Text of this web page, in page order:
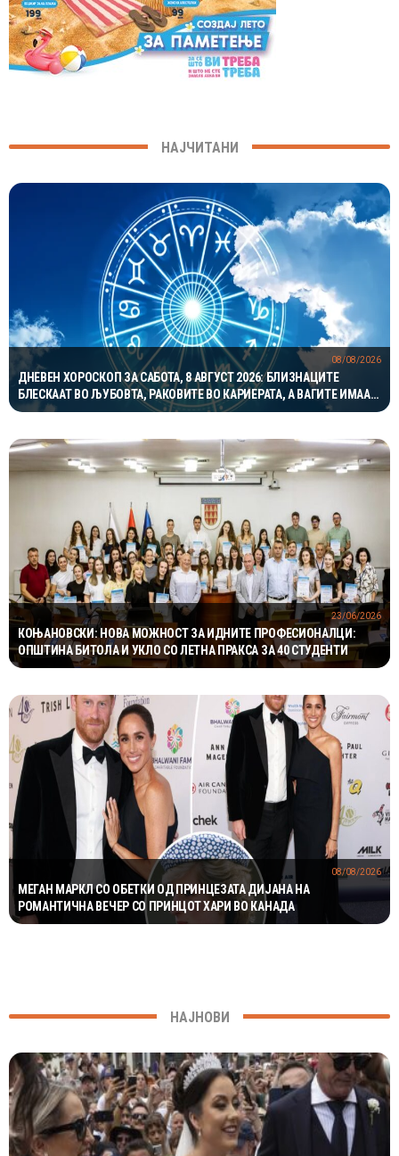
НАЈЧИТАНИ
ДНЕВЕН ХОРОСКОП ЗА САБОТА, 8 АВГУСТ 2026: БЛИЗНАЦИТЕ
БЛЕСКААТ ВО ЉУБОВТА, РАКОВИТЕ ВО КАРИЕРАТА, А ВАГИТЕ ИМААТ
ОДЛИЧЕН ДЕН ЗА ХАРМОНИЈА
08/08/2026
КОЊАНОВСКИ: НОВА МОЖНОСТ ЗА ИДНИТЕ ПРОФЕСИОНАЛЦИ:
ОПШТИНА БИТОЛА И УКЛО СО ЛЕТНА ПРАКСА ЗА 40 СТУДЕНТИ
23/06/2026
МЕГАН МАРКЛ СО ОБЕТКИ ОД ПРИНЦЕЗАТА ДИЈАНА НА
РОМАНТИЧНА ВЕЧЕР СО ПРИНЦОТ ХАРИ ВО КАНАДА
08/08/2026
НАЈНОВИ